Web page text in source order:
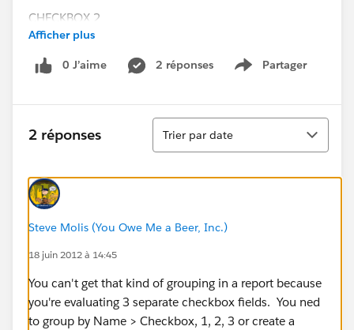
CHECKBOX 2
- Justine Hall
- Justine Hall
Afficher plus
0 J’aime 2 réponses Partager
Show menu
2 réponses
Tri
Trier par date
Steve Molis (You Owe Me a Beer, Inc.)
18 juin 2012 à 14:45
You can't get that kind of grouping in a report because
you're evaluating 3 separate checkbox fields. You ned
to group by Name > Checkbox, 1, 2, 3 or create a